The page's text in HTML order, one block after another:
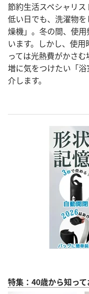
節約生活スペシャリ
低い日でも、洗濯物
燥機」。冬の間、使
います。しかし、使
っては光熱費がかさ
増に気をつけたい「
介します。
特集：40歳から知って